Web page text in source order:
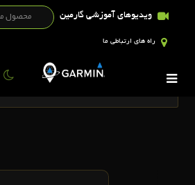
ویدیوهای آموزشی گارمین
راه های ارتباطی ما
تگ ها